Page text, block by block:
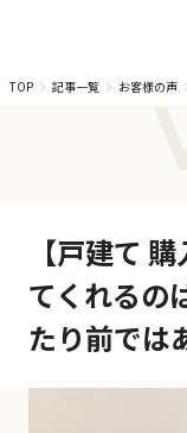
TOP
記事一覧 お客様の声
【戸建て
てくれるの
たり前では